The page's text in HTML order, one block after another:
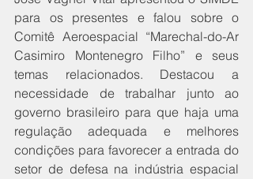
para os presentes e falou sobre o
Comitê Aeroespacial “Marechal-do-Ar
Casimiro Montenegro Filho” e seus
temas relacionados. Destacou a
necessidade de trabalhar junto ao
governo brasileiro para que haja uma
regulação adequada e melhores
condições para favorecer a entrada do
setor de defesa na indústria espacial